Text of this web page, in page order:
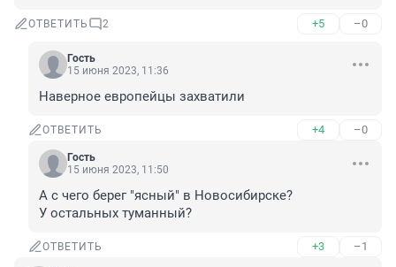
ОТВЕТИТЬ 2 +5 –0
Гость
15 июня 2023, 11:36
Наверное европейцы захватили
ОТВЕТИТЬ +4 –0
Гость
15 июня 2023, 11:50
А с чего берег "ясный" в Новосибирске?
У остальных туманный?
ОТВЕТИТЬ +3 –1